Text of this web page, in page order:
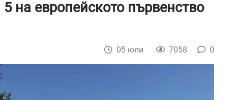
на европейското първенство
05 юли 7058 0